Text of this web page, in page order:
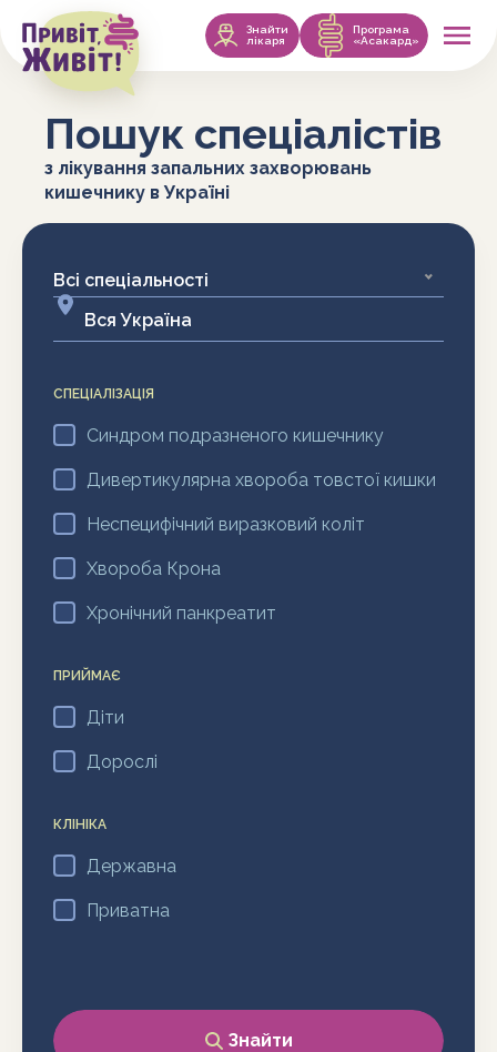
Знайти
лікаря
Програма
«Асакард»
Пошук спеціалістів
з лікування запальних захворювань
кишечнику в Україні
Всі спеціальності
СПЕЦІАЛІЗАЦІЯ
Cиндром подразненого кишечнику
Дивертикулярна хвороба товстої кишки
Неспецифічний виразковий коліт
Хвороба Крона
Хронічний панкреатит
ПРИЙМАЄ
Діти
Дорослі
КЛІНІКА
Державна
Приватна
Знайти